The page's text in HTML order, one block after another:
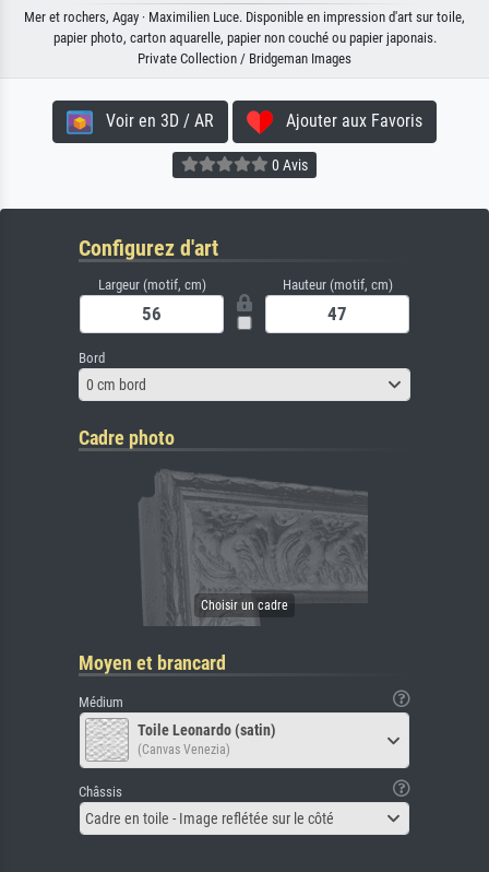
Mer et rochers, Agay · Maximilien Luce. Disponible en impression d'art sur toile,
papier photo, carton aquarelle, papier non couché ou papier japonais.
Private Collection / Bridgeman Images
Voir en 3D / AR Ajouter aux Favoris
0 Avis
Configurez d'art
Largeur (motif, cm) Hauteur (motif, cm)
Bord
0 cm bord
Cadre photo
Moyen et brancard
Médium
Toile Leonardo (satin)
(Canvas Venezia)
Châssis
Cadre en toile - Image reflétée sur le côté